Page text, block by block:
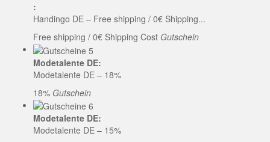
:
Handingo DE – Free shipping / 0€ Shipping...
Free shipping / 0€ Shipping Cost Gutschein
Modetalente DE:
Modetalente DE – 18%
18% Gutschein
Modetalente DE:
Modetalente DE – 15%